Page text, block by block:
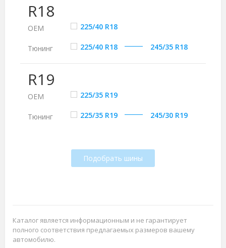
R18
ОЕМ 225/40 R18
Тюнинг 225/40 R18 245/35 R18
R19
ОЕМ 225/35 R19
Тюнинг 225/35 R19 245/30 R19
Подобрать шины
Каталог является информационным и не гарантирует
полного соответствия предлагаемых размеров вашему
автомобилю.